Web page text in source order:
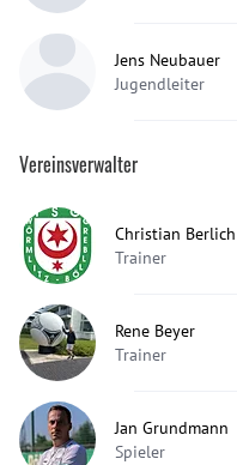
Jens Neubauer
Jugendleiter
Vereinsverwalter
Christian Berlich
Trainer
Rene Beyer
Trainer
Jan Grundmann
Spieler